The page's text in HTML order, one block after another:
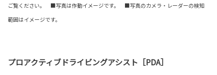
ご覧ください。 ■写真は作動イメージです。 ■写真のカメラ・レーダーの検知
範囲はイメージです。
プロアクティブドライビングアシスト［PDA］